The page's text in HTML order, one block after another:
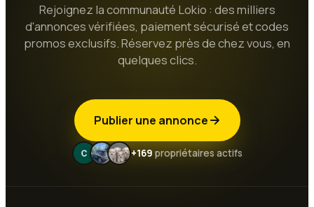
Rejoignez la communauté Lokio : des milliers
d'annonces vérifiées, paiement sécurisé et codes
promos exclusifs. Réservez près de chez vous, en
quelques clics.
Publier une annonce
+169 propriétaires actifs